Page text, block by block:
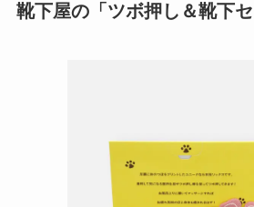
靴下屋の「ツボ押し＆靴下セ